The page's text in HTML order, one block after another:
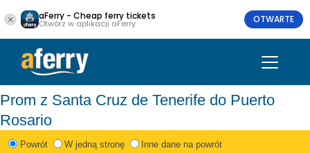
aFerry - Cheap ferry tickets
Otwórz w aplikacji aFerry OTWARTE
Prom z Santa Cruz de Tenerife do Puerto
Rosario
Powrót W jedną stronę Inne dane na powrót